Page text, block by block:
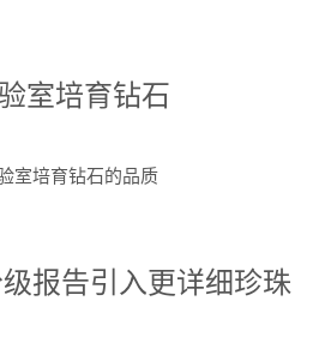
室培育钻石
室培育钻石的品质
报告引入更详细珍珠